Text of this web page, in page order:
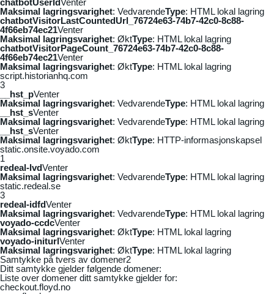
Maksimal lagringsvarighet: VedvarendeType: HTML lokal lagring
chatbotVisitorLastCountedUrl_76724e63-74b7-42c0-8c88-
4f66eb74ec21Venter
Maksimal lagringsvarighet: ØktType: HTML lokal lagring
chatbotVisitorPageCount_76724e63-74b7-42c0-8c88-
4f66eb74ec21Venter
Maksimal lagringsvarighet: ØktType: HTML lokal lagring
script.historianhq.com
3
__hst_pVenter
Maksimal lagringsvarighet: VedvarendeType: HTML lokal lagring
__hst_sVenter
Maksimal lagringsvarighet: VedvarendeType: HTML lokal lagring
__hst_sVenter
Maksimal lagringsvarighet: ØktType: HTTP-informasjonskapsel
static.onsite.voyado.com
1
redeal-lvdVenter
Maksimal lagringsvarighet: VedvarendeType: HTML lokal lagring
static.redeal.se
3
redeal-idfdVenter
Maksimal lagringsvarighet: VedvarendeType: HTML lokal lagring
voyado-ccdcVenter
Maksimal lagringsvarighet: ØktType: HTML lokal lagring
voyado-initurlVenter
Maksimal lagringsvarighet: ØktType: HTML lokal lagring
Samtykke på tvers av domener2
Ditt samtykke gjelder følgende domener:
Liste over domener ditt samtykke gjelder for:
checkout.floyd.no